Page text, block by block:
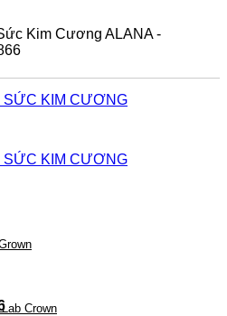
Kim Cương ALANA -
Crown